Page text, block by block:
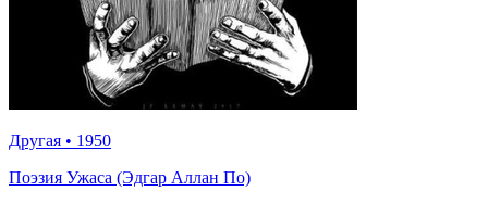
Другая • 1950
Поэзия Ужаса (Эдгар Аллан По)